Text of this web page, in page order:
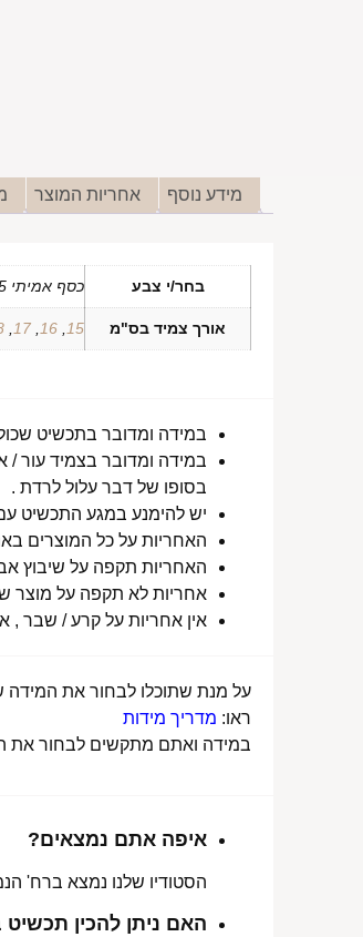
מידע נוסף אחריות המוצר
בחר/י צבע כסף אמיתי 925, ציפוי זהב, ציפוי זהב אדום
אורך צמיד בס"מ 15
,
16
,
17
,
במידה ומדובר בתכשיט שכולו כסף אמיתי 925 או סטיינלס סטיל ללא ציפוי, התכשיט
במידה ומדובר בצמיד עור /
בסופו של דבר עלול לרדת .
יש להימנע במגע התכשיט
האחריות על כל המוצרים
האחריות תקפה על שיבוץ
אחריות לא תקפה על מוצר
אין אחריות על קרע / שבר ,
על מנת שתוכלו לבחור את
ראו: מדריך מידות
במידה ואתם מתקשים לבחור את
איפה אתם נמצאים?
הסטודיו שלנו נמצא ברח' הנמל 61 ראשון לציון מכאן ניתן לאסוף הזמנות, לתקן או
האם ניתן להכין תכשיט